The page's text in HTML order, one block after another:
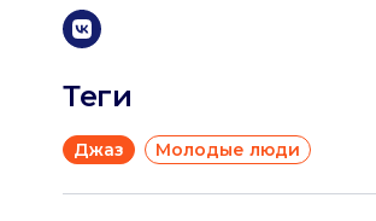
Теги
Джаз Молодые люди